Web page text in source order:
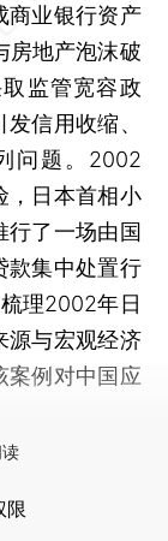
业银行资产
房地产泡沫破
监管宽容政
信用收缩、
问题。2002
，日本首相小
了一场由国
款集中处置行
理2002年日
源与宏观经济
案例对中国应
限